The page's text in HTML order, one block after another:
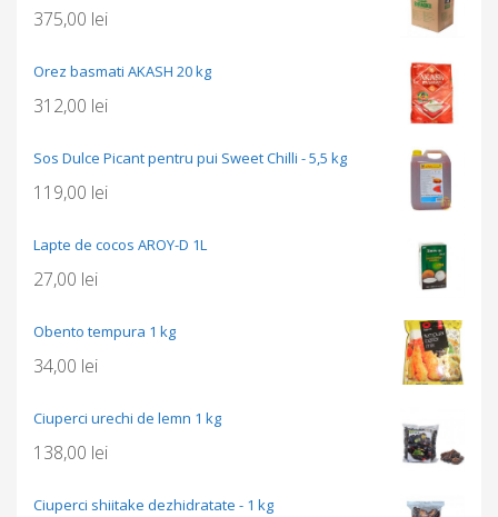
375,00 lei
Orez basmati AKASH 20 kg
312,00 lei
Sos Dulce Picant pentru pui Sweet Chilli - 5,5 kg
119,00 lei
Lapte de cocos AROY-D 1L
27,00 lei
Obento tempura 1 kg
34,00 lei
Ciuperci urechi de lemn 1 kg
138,00 lei
Ciuperci shiitake dezhidratate - 1 kg